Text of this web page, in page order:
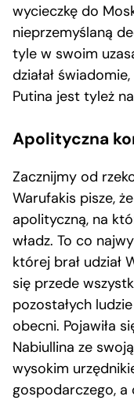
wycieczkę do
nieprzemyślaną
tyle w swoim
działał
Putina jest tyleż
Apolityczna
Zacznijmy od
Warufakis pisze,
apolityczną, na
władz. To co
której brał udział
się przede
pozostałych
obecni. Pojawiła
Nabiullina ze
wysokim
gospodarczego, a